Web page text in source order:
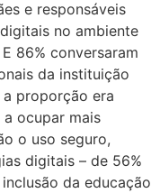
e responsáveis
no ambiente
86% conversaram
da instituição
proporção era
ocupar mais
o uso seguro,
digitais – de 56%
da educação